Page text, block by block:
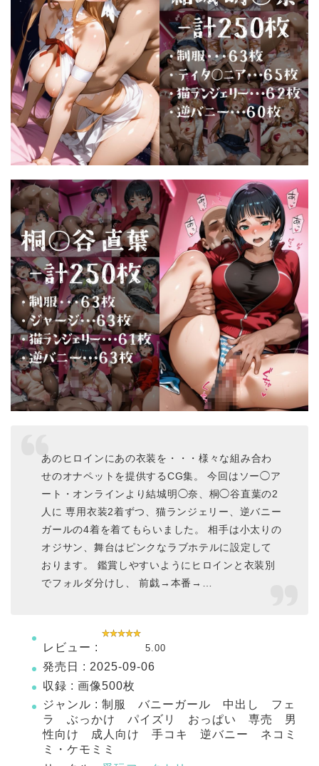
あのヒロインにあの衣装を・・・様々な組み合わ
せのオナペットを提供するCG集。 今回はソー◯ア
ート・オンラインより結城明◯奈、桐◯谷直葉の2
人に 専用衣装2着ずつ、猫ランジェリー、逆バニー
ガールの4着を着てもらいました。 相手は小太りの
オジサン、舞台はピンクなラブホテルに設定して
おります。 鑑賞しやすいようにヒロインと衣装別
でフォルダ分けし、 前戯→本番→…
レビュー : 5.00
発売日 : 2025-09-06
収録 : 画像500枚
ジャンル : 制服 バニーガール 中出し フェ
ラ ぶっかけ パイズリ おっぱい 専売 男
性向け 成人向け 手コキ 逆バニー ネコミ
ミ・ケモミミ